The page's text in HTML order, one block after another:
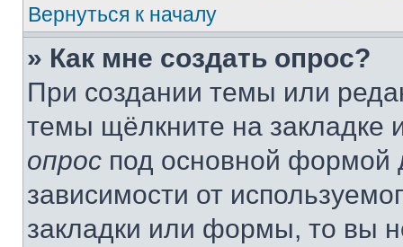
Вернуться к началу
» Как мне создать опрос?
При создании темы или
темы щёлкните на
опрос под основной формой
зависимости от
закладки или формы, то вы